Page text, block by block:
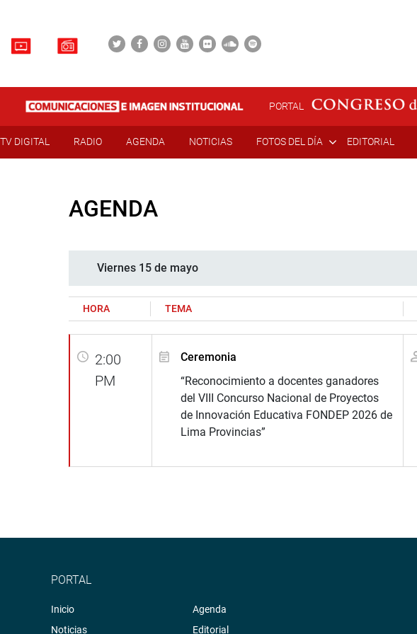
PORTAL
TV DIGITAL RADIO AGENDA NOTICIAS FOTOS DEL DÍA EDITORIAL
AGENDA
Viernes 15 de mayo
HORA TEMA
2:00
PM
Ceremonia
“Reconocimiento a docentes ganadores
del VIII Concurso Nacional de Proyectos
de Innovación Educativa FONDEP 2026 de
Lima Provincias”
PORTAL
Inicio
Noticias
Agenda
Editorial